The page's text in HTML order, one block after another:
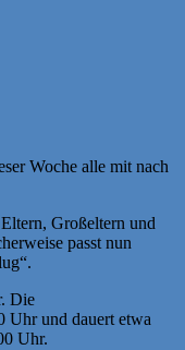
Woche alle mit nach
Großeltern und
passt nun
Die
Uhr und dauert etwa
Uhr.